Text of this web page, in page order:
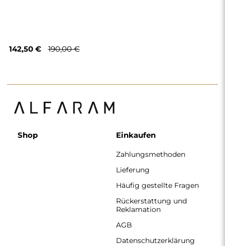
142,50 € 190,00 €
Shop Einkaufen
Zahlungsmethoden
Lieferung
Häufig gestellte Fragen
Rückerstattung und
Reklamation
AGB
Datenschutzerklärung